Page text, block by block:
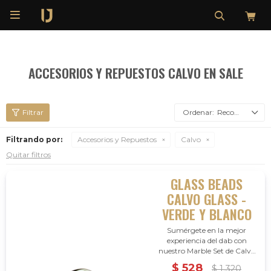

ACCESORIOS Y REPUESTOS CALVO EN SALE
Recomendados
Filtrando por: Accesorios y Repuestos
Calvo
Quitar filtros
GLASS BEADS
CALVO GLASS -
VERDE Y BLANCO
Sumérgete en la mejor
experiencia del dab con
nuestro Marble Set de Calvo
Glass. Perlas de pyrex que
$ 528 $ 1.320